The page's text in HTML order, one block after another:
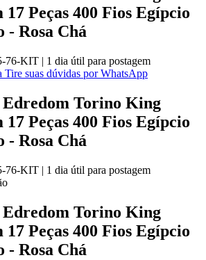
17 Peças 400 Fios Egípcio
- Rosa Chá
76-KIT | 1 dia útil para postagem
Tire suas dúvidas por WhatsApp
Torino King
17 Peças 400 Fios Egípcio
- Rosa Chá
76-KIT | 1 dia útil para postagem
Torino King
17 Peças 400 Fios Egípcio
- Rosa Chá